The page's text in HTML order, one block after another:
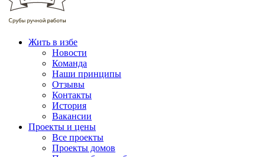
Жить в избе
Новости
Команда
Наши принципы
Отзывы
Контакты
История
Вакансии
Проекты и цены
Все проекты
Проекты домов